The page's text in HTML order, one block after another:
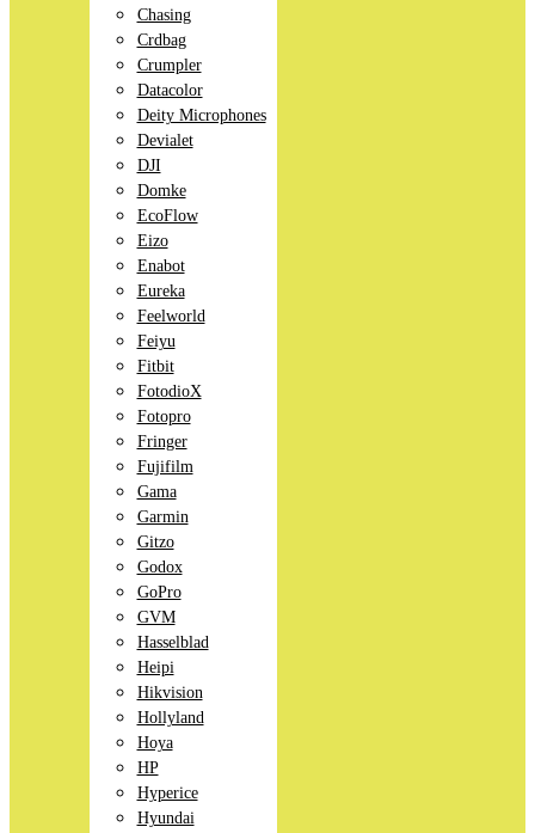
Chasing
Crdbag
Crumpler
Datacolor
Deity Microphones
Devialet
DJI
Domke
EcoFlow
Eizo
Enabot
Eureka
Feelworld
Feiyu
Fitbit
FotodioX
Fotopro
Fringer
Fujifilm
Gama
Garmin
Gitzo
Godox
GoPro
GVM
Hasselblad
Heipi
Hikvision
Hollyland
Hoya
HP
Hyperice
Hyundai